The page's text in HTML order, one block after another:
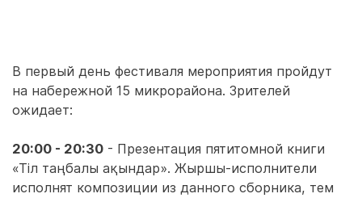
В первый день фестиваля мероприятия пройдут
на набережной 15 микрорайона. Зрителей
ожидает:
20:00 - 20:30 - Презентация пятитомной книги
«Тіл таңбалы ақындар». Жыршы-исполнители
исполнят композиции из данного сборника, тем